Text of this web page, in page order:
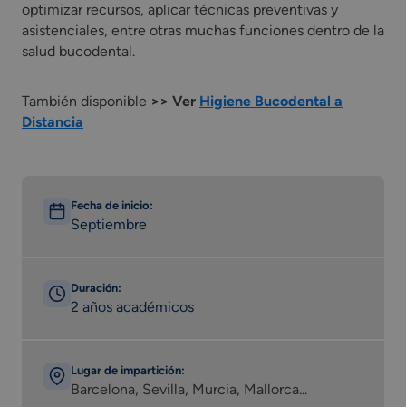
optimizar recursos, aplicar técnicas preventivas y
asistenciales, entre otras muchas funciones dentro de la
salud bucodental.
También disponible >> Ver Higiene Bucodental a
Distancia
Fecha de inicio:
Septiembre
Duración:
2 años académicos
Lugar de impartición:
Barcelona, Sevilla, Murcia, Mallorca...